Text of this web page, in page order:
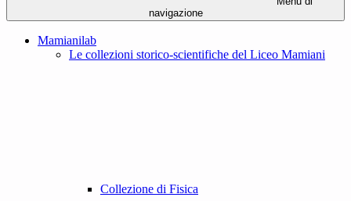
navigazione
Mamianilab
Le collezioni storico-scientifiche del Liceo Mamiani
Collezione di Fisica